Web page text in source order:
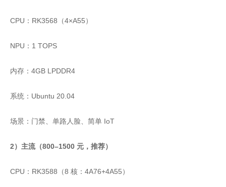
CPU：RK3568（4×A55）
NPU：1 TOPS
内存：4GB LPDDR4
系统：Ubuntu 20.04
场景：门禁、单路人脸、简单 IoT
2）主流（800–1500 元，推荐）
CPU：RK3588（8 核：4A76+4A55）